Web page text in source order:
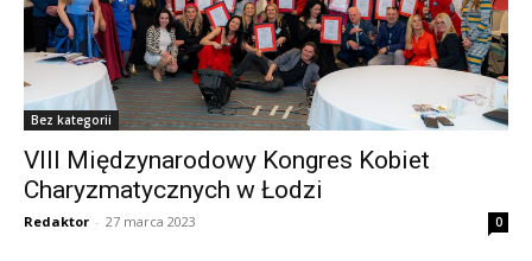
Bez kategorii
VIII Międzynarodowy Kongres Kobiet
Charyzmatycznych w Łodzi
Redaktor - 27 marca 2023 0